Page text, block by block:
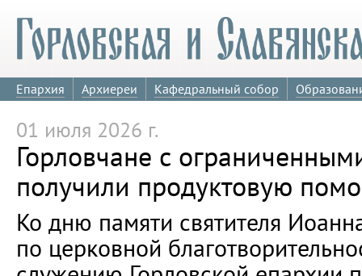
Епархия Архиереи Кафедральный собор
01 июля 2026 г.
Горловчане с
получили продуктовую
Ко дню памяти святителя
по церковной